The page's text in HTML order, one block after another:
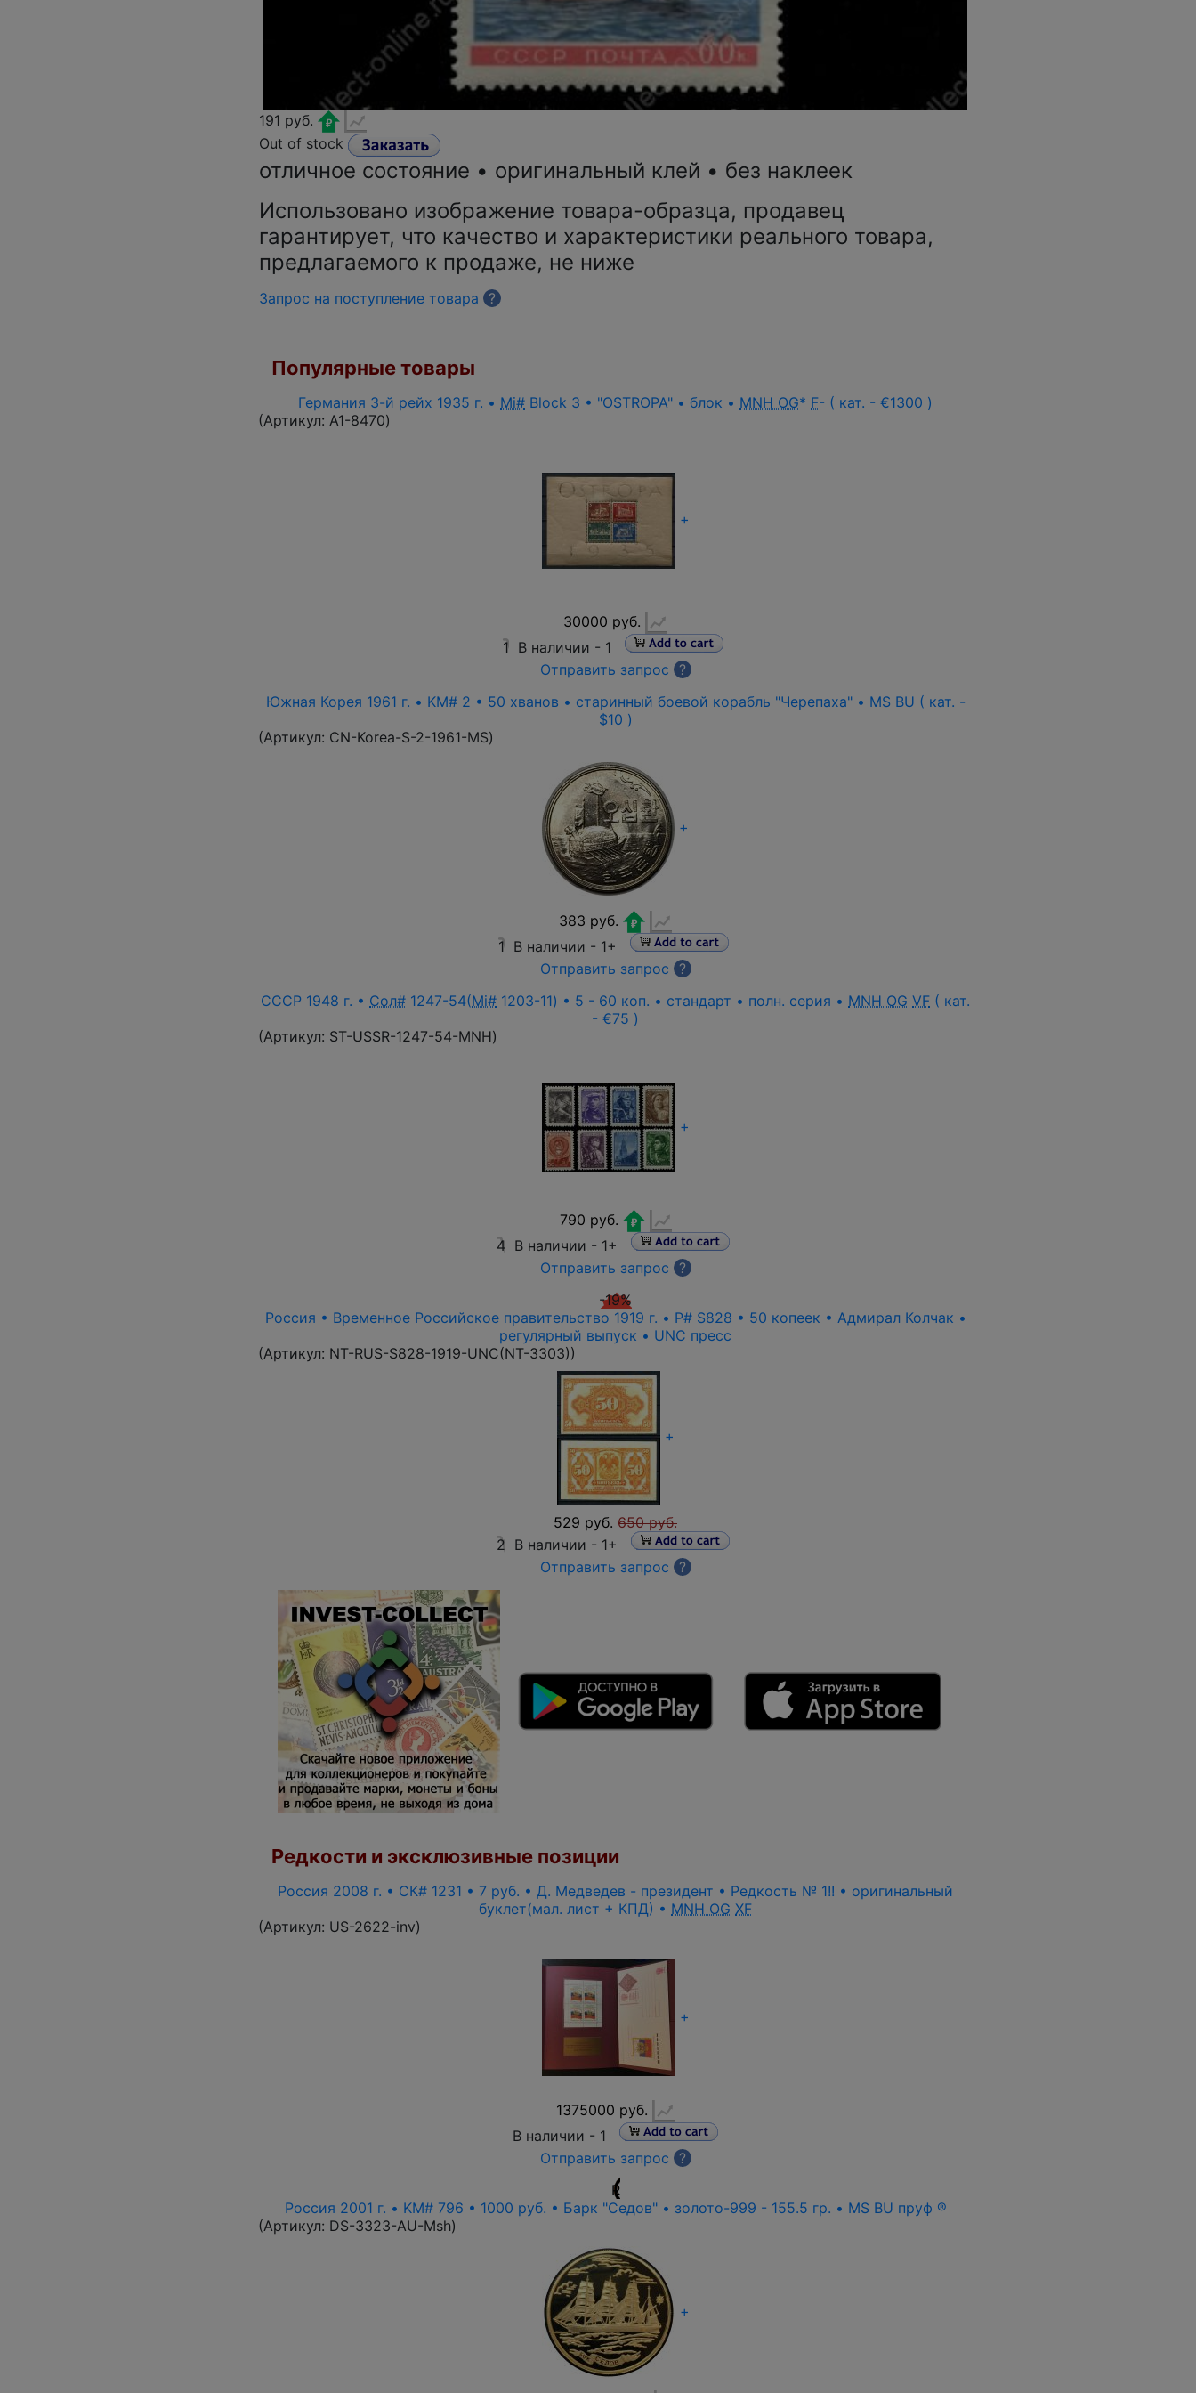
191 руб.
Out of stock
отличное состояние • оригинальный клей • без наклеек
Использовано изображение товара-образца, продавец
гарантирует, что качество и характеристики реального товара,
предлагаемого к продаже, не ниже
Запрос на поступление товара ?
Популярные товары
Германия 3-й рейх 1935 г. • Mi# Block 3 • "OSTROPA" • блок • MNH OG* F- ( кат. - €1300 )
(Артикул: A1-8470)
+
30000 руб.
1 В наличии - 1
Отправить запрос
?
Южная Корея 1961 г. • KM# 2 • 50 хванов • старинный боевой корабль "Черепаха" • MS BU ( кат. -
$10 )
(Артикул: CN-Korea-S-2-1961-MS)
+
383 руб.
1 В наличии - 1+
Отправить запрос
?
СССР 1948 г. • Сол# 1247-54(Mi# 1203-11) • 5 - 60 коп. • стандарт • полн. серия • MNH OG VF ( кат.
- €75 )
(Артикул: ST-USSR-1247-54-MNH)
+
790 руб.
4 В наличии - 1+
Отправить запрос
?
-19%
Россия • Временное Российское правительство 1919 г. • P# S828 • 50 копеек • Адмирал Колчак •
регулярный выпуск • UNC пресс
(Артикул: NT-RUS-S828-1919-UNC(NT-3303))
+
529 руб. 650 руб.
2 В наличии - 1+
Отправить запрос
?
Редкости и эксклюзивные позиции
Россия 2008 г. • СК# 1231 • 7 руб. • Д. Медведев - президент • Редкость № 1!! • оригинальный
буклет(мал. лист + КПД) • MNH OG XF
(Артикул: US-2622-inv)
+
1375000 руб.
В наличии - 1
Отправить запрос
?
R
Россия 2001 г. • KM# 796 • 1000 руб. • Барк "Седов" • золото-999 - 155.5 гр. • MS BU пруф ®
(Артикул: DS-3323-AU-Msh)
+